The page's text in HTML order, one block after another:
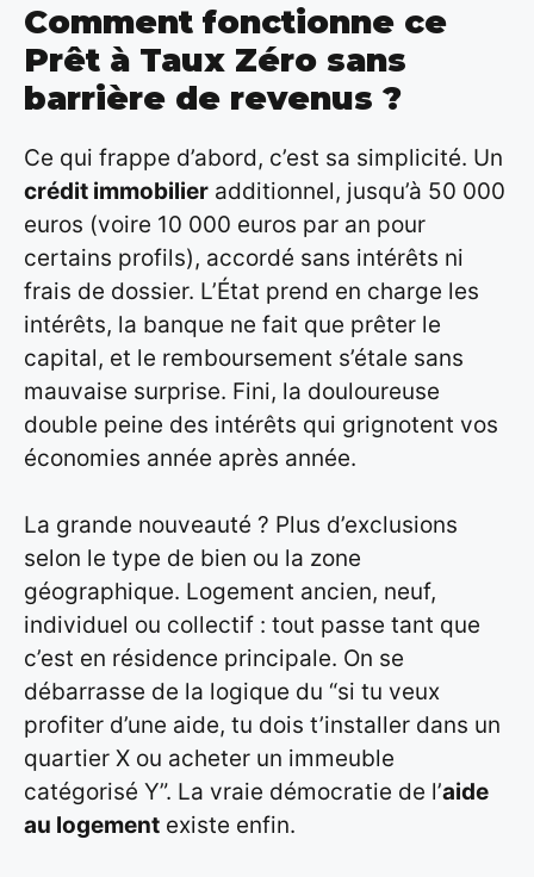
Comment fonctionne ce
Prêt à Taux Zéro sans
barrière de revenus ?
Ce qui frappe d’abord, c’est sa simplicité. Un
crédit immobilier additionnel, jusqu’à 50 000
euros (voire 10 000 euros par an pour
certains profils), accordé sans intérêts ni
frais de dossier. L’État prend en charge les
intérêts, la banque ne fait que prêter le
capital, et le remboursement s’étale sans
mauvaise surprise. Fini, la douloureuse
double peine des intérêts qui grignotent vos
économies année après année.
La grande nouveauté ? Plus d’exclusions
selon le type de bien ou la zone
géographique. Logement ancien, neuf,
individuel ou collectif : tout passe tant que
c’est en résidence principale. On se
débarrasse de la logique du “si tu veux
profiter d’une aide, tu dois t’installer dans un
quartier X ou acheter un immeuble
catégorisé Y”. La vraie démocratie de l’aide
au logement existe enfin.